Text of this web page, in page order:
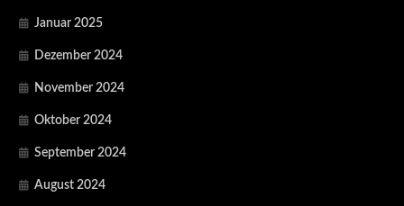
Januar 2025
Dezember 2024
November 2024
Oktober 2024
September 2024
August 2024